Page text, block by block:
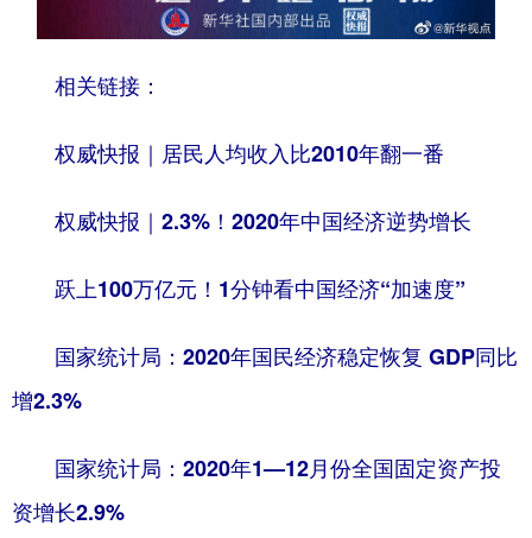
贵州 云南 西藏
陕西
多语种频道
English Français عربى
Deutsch
相关链接：
权威快报｜居民人均收入比2010年翻一番
权威快报｜2.3%！2020年中国经济逆势增长
跃上100万亿元！1分钟看中国经济“加速度”
国家统计局：2020年国民经济稳定恢复 GDP同比
增2.3%
国家统计局：2020年1—12月份全国固定资产投
资增长2.9%